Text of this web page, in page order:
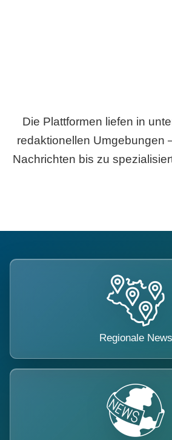
Die Plattformen liefen in
redaktionellen Umgebungen
Nachrichten bis zu
Regionale News